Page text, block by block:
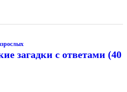
загадки с ответами (40